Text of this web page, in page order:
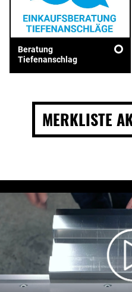
Beratung
Tiefenanschlag
MERKLISTE